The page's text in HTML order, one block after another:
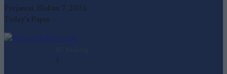
Perjantai, Elokuu 7, 2026
Today's Paper
1
-